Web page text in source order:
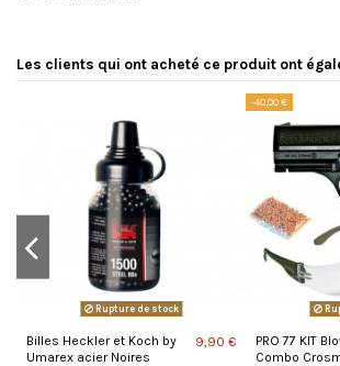
Les clients qui ont acheté ce produit ont
Rupture de stock
Billes Heckler et Koch by
Umarex acier Noires
9,90 €
-40,00 €
PRO 77 KIT
Combo